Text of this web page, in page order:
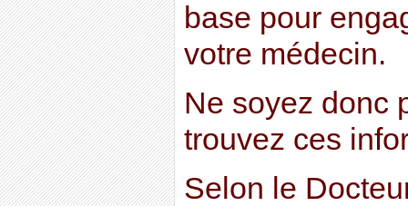
base pour
votre médecin.
Ne soyez donc
trouvez ces
Selon le